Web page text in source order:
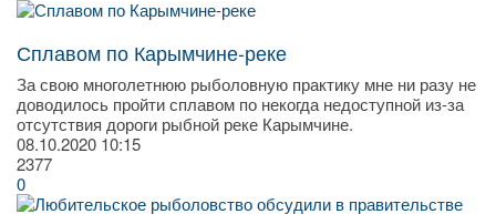
Сплавом по Карымчине-реке
За свою многолетнюю рыболовную практику мне ни разу не
доводилось пройти сплавом по некогда недоступной из-за
отсутствия дороги рыбной реке Карымчине.
08.10.2020 10:15
2377
0